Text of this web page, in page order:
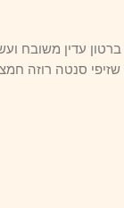
עדין משובח
סנטה רוזה